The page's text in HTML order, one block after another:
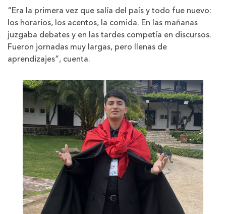
“Era la primera vez que salía del país y todo fue nuevo:
los horarios, los acentos, la comida. En las mañanas
juzgaba debates y en las tardes competía en discursos.
Fueron jornadas muy largas, pero llenas de
aprendizajes”, cuenta.